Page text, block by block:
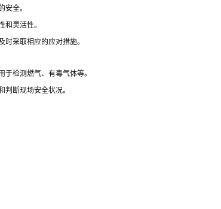
全。
灵活性。
采取相应的应对措施。
检测燃气、有毒气体等。
断现场安全状况。